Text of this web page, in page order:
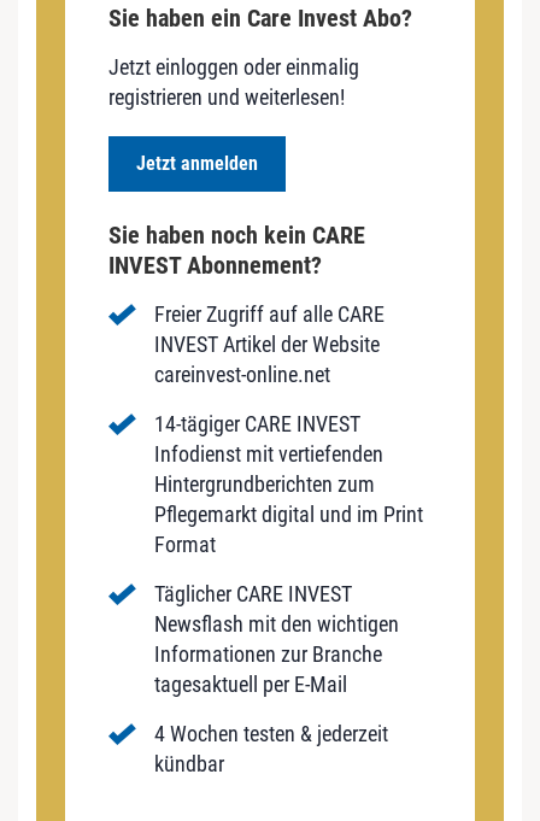
Sie haben ein Care Invest Abo?
Jetzt einloggen oder einmalig
registrieren und weiterlesen!
Jetzt anmelden
Sie haben noch kein CARE
INVEST Abonnement?
Freier Zugriff auf alle CARE
INVEST Artikel der Website
careinvest-online.net
14-tägiger CARE INVEST
Infodienst mit vertiefenden
Hintergrundberichten zum
Pflegemarkt digital und im Print
Format
Täglicher CARE INVEST
Newsflash mit den wichtigen
Informationen zur Branche
tagesaktuell per E-Mail
4 Wochen testen & jederzeit
kündbar